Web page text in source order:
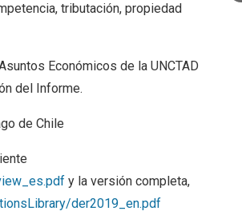
tributación, propiedad
Económicos de la UNCTAD
del Informe.
de Chile
y la versión completa,
der2019_en.pdf